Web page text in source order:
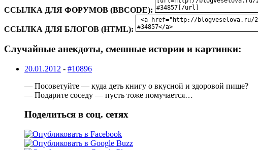
ССЫЛКА ДЛЯ ФОРУМОВ (BBCODE):
ССЫЛКА ДЛЯ БЛОГОВ (HTML):
Случайные анекдоты, смешные истории и картинки:
20.01.2012 - #10896
— Посоветуйте — куда деть книгу о вкусной и здоровой пище?
— Подарите соседу — пусть тоже помучается…
Поделиться в соц. сетях